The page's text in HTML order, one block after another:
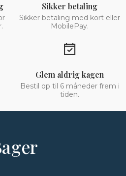
Sikker betaling
Sikker betaling med kort eller
MobilePay.
Glem aldrig kagen
Bestil op til 6 måneder frem i
tiden.